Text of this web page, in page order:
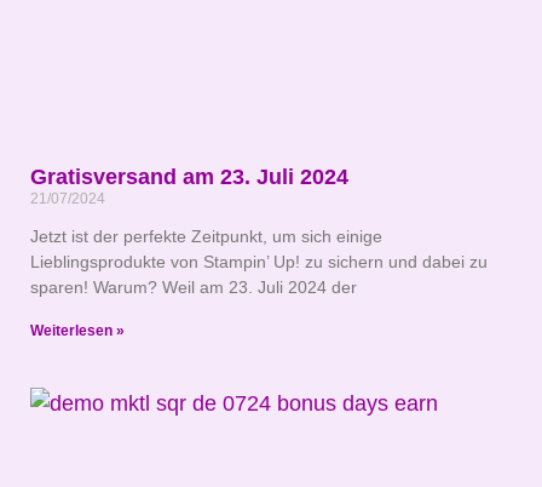
Gratisversand am 23. Juli 2024
21/07/2024
Jetzt ist der perfekte Zeitpunkt, um sich einige
Lieblingsprodukte von Stampin’ Up! zu sichern und dabei zu
sparen! Warum? Weil am 23. Juli 2024 der
Weiterlesen »